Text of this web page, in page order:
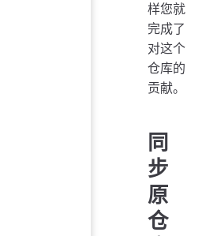
样您就
完成了
对这个
仓库的
贡献。
同
步
原
仓